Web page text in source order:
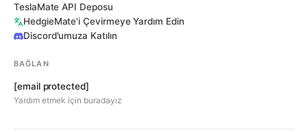
TeslaMate API Deposu
HedgieMate'i Çevirmeye Yardım Edin
Discord'umuza Katılın
BAĞLAN
[email protected]
Yardım etmek için buradayız